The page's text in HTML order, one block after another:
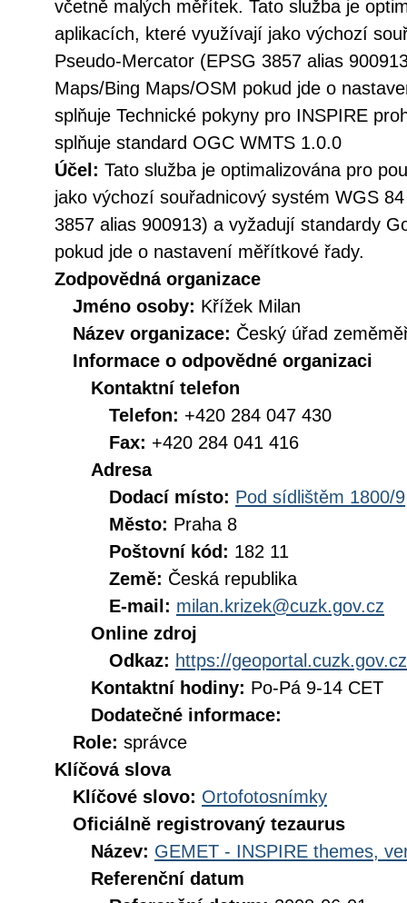
včetně malých měřítek. Tato služba je
aplikacích, které využívají jako výchozí
Pseudo-Mercator (EPSG 3857 alias
Maps/Bing Maps/OSM pokud jde o
splňuje Technické pokyny pro INSPIRE
splňuje standard OGC WMTS 1.0.0
Účel: Tato služba je optimalizována pro
jako výchozí souřadnicový systém WGS
3857 alias 900913) a vyžadují standardy
pokud jde o nastavení měřítkové řady.
Zodpovědná organizace
Jméno osoby: Křížek Milan
Název organizace: Český úřad
Informace o odpovědné organizaci
Kontaktní telefon
Telefon: +420 284 047 430
Fax: +420 284 041 416
Adresa
Dodací místo: Pod sídlištěm 1800/9
Město: Praha 8
Poštovní kód: 182 11
Země: Česká republika
E-mail: milan.krizek@cuzk.gov.cz
Online zdroj
Odkaz: https://geoportal.cuzk.gov.cz
Kontaktní hodiny: Po-Pá 9-14 CET
Dodatečné informace:
Role: správce
Klíčová slova
Klíčové slovo: Ortofotosnímky
Oficiálně registrovaný tezaurus
Název: GEMET - INSPIRE themes,
Referenční datum